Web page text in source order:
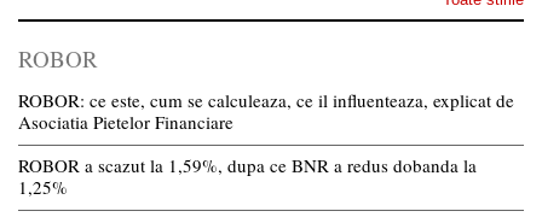
ROBOR
ROBOR: ce este, cum se calculeaza, ce il influenteaza, explicat de
Asociatia Pietelor Financiare
ROBOR a scazut la 1,59%, dupa ce BNR a redus dobanda la
1,25%